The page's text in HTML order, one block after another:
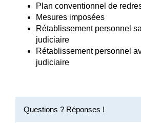
Plan conventionnel de
Mesures imposées
Rétablissement personnel
judiciaire
Rétablissement personnel
judiciaire
Questions ? Réponses !